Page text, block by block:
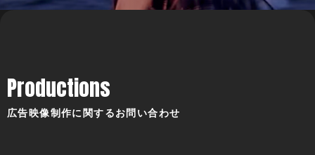
広告映像制作に関するお問い合わせ
Productions